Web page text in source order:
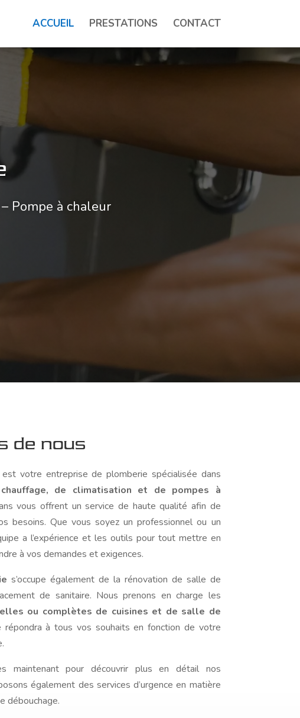
ACCUEIL PRESTATIONS CONTACT
– Pompe à chaleur
de nous
votre entreprise de plomberie spécialisée dans
de climatisation et de pompes à
vous offrent un service de haute qualité afin de
besoins. Que vous soyez un professionnel ou un
a l’expérience et les outils pour tout mettre en
à vos demandes et exigences.
s’occupe également de la rénovation de salle de
de sanitaire. Nous prenons en charge les
ou complètes de cuisines et de salle de
répondra à tous vos souhaits en fonction de votre
maintenant pour découvrir plus en détail nos
également des services d’urgence en matière
débouchage.